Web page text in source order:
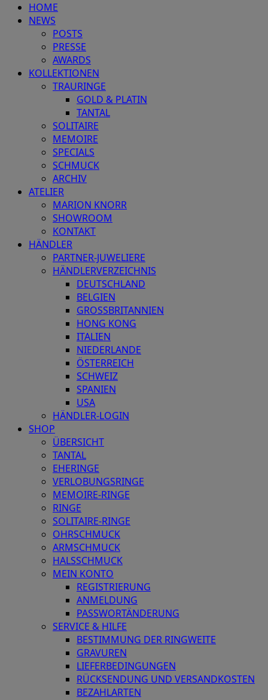
HOME
NEWS
POSTS
PRESSE
AWARDS
KOLLEKTIONEN
TRAURINGE
GOLD & PLATIN
TANTAL
SOLITAIRE
MEMOIRE
SPECIALS
SCHMUCK
ARCHIV
ATELIER
MARION KNORR
SHOWROOM
KONTAKT
HÄNDLER
PARTNER-JUWELIERE
HÄNDLERVERZEICHNIS
DEUTSCHLAND
BELGIEN
GROSSBRITANNIEN
HONG KONG
ITALIEN
NIEDERLANDE
ÖSTERREICH
SCHWEIZ
SPANIEN
USA
HÄNDLER-LOGIN
SHOP
ÜBERSICHT
TANTAL
EHERINGE
VERLOBUNGSRINGE
MEMOIRE-RINGE
RINGE
SOLITAIRE-RINGE
OHRSCHMUCK
ARMSCHMUCK
HALSSCHMUCK
MEIN KONTO
REGISTRIERUNG
ANMELDUNG
PASSWORTÄNDERUNG
SERVICE & HILFE
BESTIMMUNG DER RINGWEITE
GRAVUREN
LIEFERBEDINGUNGEN
RÜCKSENDUNG UND VERSANDKOSTEN
BEZAHLARTEN